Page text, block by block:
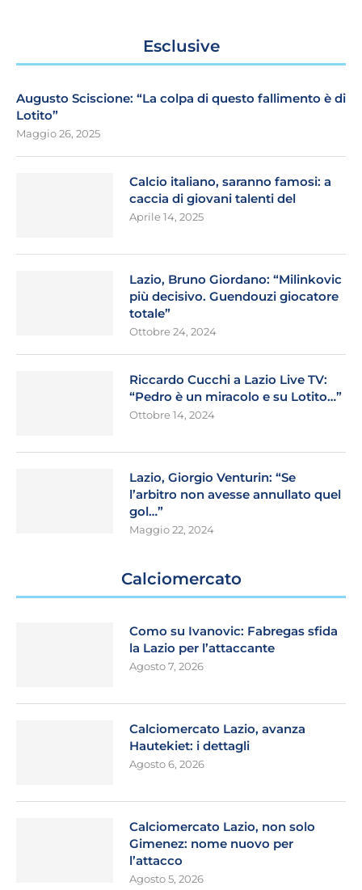
Esclusive
Augusto Sciscione: “La colpa di questo fallimento è di
Lotito”
Maggio 26, 2025
Calcio italiano, saranno famosi: a
caccia di giovani talenti del
Aprile 14, 2025
Lazio, Bruno Giordano: “Milinkovic
più decisivo. Guendouzi giocatore
totale”
Ottobre 24, 2024
Riccardo Cucchi a Lazio Live TV:
“Pedro è un miracolo e su Lotito…”
Ottobre 14, 2024
Lazio, Giorgio Venturin: “Se
l’arbitro non avesse annullato quel
gol…”
Maggio 22, 2024
Calciomercato
Como su Ivanovic: Fabregas sfida
la Lazio per l’attaccante
Agosto 7, 2026
Calciomercato Lazio, avanza
Hautekiet: i dettagli
Agosto 6, 2026
Calciomercato Lazio, non solo
Gimenez: nome nuovo per
l’attacco
Agosto 5, 2026